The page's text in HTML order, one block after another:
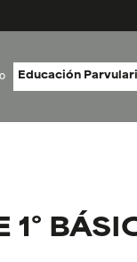
Educación
1°